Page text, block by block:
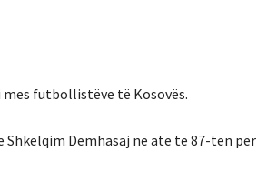
mes futbollistëve të Kosovës.
Demhasaj në atë të 87-tën për